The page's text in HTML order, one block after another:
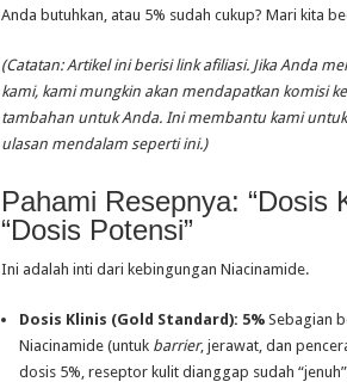
Anda butuhkan, atau 5% sudah cukup? Mari kita
(Catatan: Artikel ini berisi link afiliasi. Jika Anda
kami, kami mungkin akan mendapatkan komisi
tambahan untuk Anda. Ini membantu kami
ulasan mendalam seperti ini.)
Pahami Resepnya: “Dosis
“Dosis Potensi”
Ini adalah inti dari kebingungan Niacinamide.
Dosis Klinis (Gold Standard): 5% Sebagian
Niacinamide (untuk barrier, jerawat, dan
dosis 5%, reseptor kulit dianggap sudah